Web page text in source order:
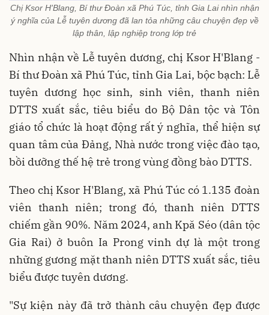
Chị Ksor H'Blang, Bí thư Đoàn xã Phú Túc, tỉnh Gia Lai nhìn nhận
ý nghĩa của Lễ tuyên dương đã lan tỏa những câu chuyện đẹp về
lập thân, lập nghiệp trong lớp trẻ
Nhìn nhận về Lễ tuyên dương, chị Ksor H'Blang -
Bí thư Đoàn xã Phú Túc, tỉnh Gia Lai, bộc bạch: Lễ
tuyên dương học sinh, sinh viên, thanh niên
DTTS xuất sắc, tiêu biểu do Bộ Dân tộc và Tôn
giáo tổ chức là hoạt động rất ý nghĩa, thể hiện sự
quan tâm của Đảng, Nhà nước trong việc đào tạo,
bồi dưỡng thế hệ trẻ trong vùng đồng bào DTTS.
Theo chị Ksor H'Blang, xã Phú Túc có 1.135 đoàn
viên thanh niên; trong đó, thanh niên DTTS
chiếm gần 90%. Năm 2024, anh Kpă Séo (dân tộc
Gia Rai) ở buôn Ia Prong vinh dự là một trong
những gương mặt thanh niên DTTS xuất sắc, tiêu
biểu được tuyên dương.
"Sự kiện này đã trở thành câu chuyện đẹp được